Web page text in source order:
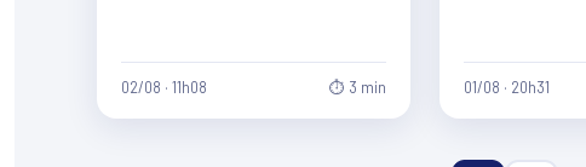
02/08 · 11h08 ⏱ 3 min 01/08 · 20h31